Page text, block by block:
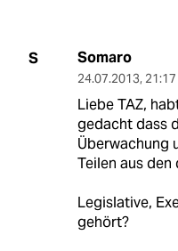
S Somaro
24.07.2013,
Liebe TAZ,
gedacht dass
Überwachung
Teilen aus
Legislative,
gehört?